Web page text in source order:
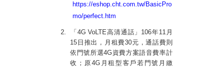
https://eshop.cht.com.tw/BasicPro
mo/perfect.htm
2. 「 4G VoLTE高清通話」 106年11月
15 日推出，月租費30元，通話費則
依門號所選4G資費方案語音費率計
收；原4G 月租型客戶若門號月繳